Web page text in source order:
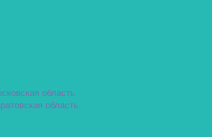
область
область